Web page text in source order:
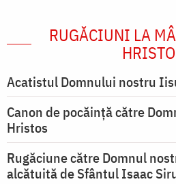
RUGĂCIUNI LA
Acatistul Domnului nostru
Canon de pocăință către
Hristos
Rugăciune către Domnul
alcătuită de Sfântul Isaac